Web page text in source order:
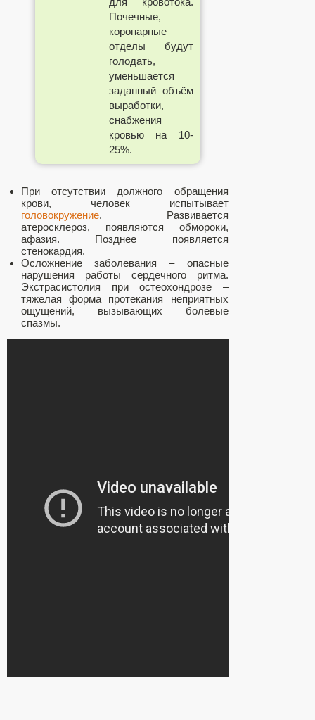
Почечные,
коронарные
отделы будут
голодать,
уменьшается
заданный объём
выработки,
снабжения
кровью на 10-
25%.
При отсутствии должного обращения
крови, человек испытывает
головокружение. Развивается
атеросклероз, появляются обмороки,
афазия. Позднее появляется
стенокардия.
Осложнение заболевания – опасные
нарушения работы сердечного ритма.
Экстрасистолия при остеохондрозе –
тяжелая форма протекания неприятных
ощущений, вызывающих болевые
спазмы.